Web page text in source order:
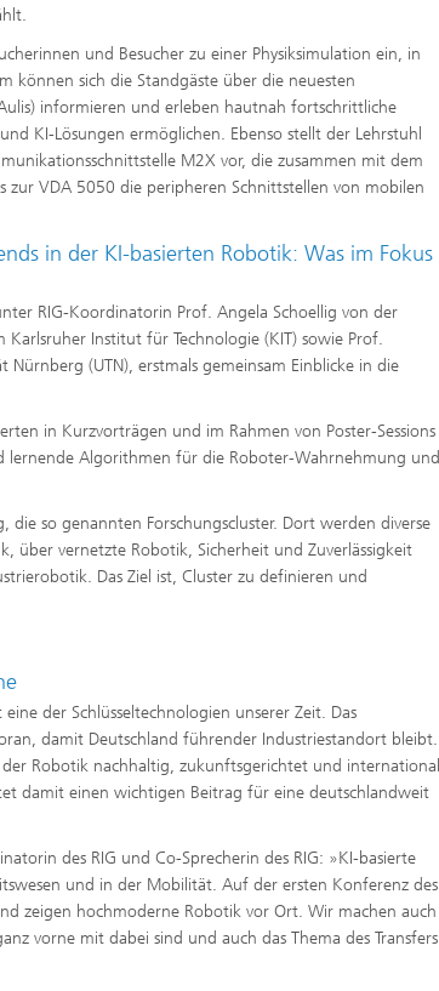
und Besucher zu einer Physiksimulation ein, in
können sich die Standgäste über die neuesten
informieren und erleben hautnah fortschrittliche
KI-Lösungen ermöglichen. Ebenso stellt der Lehrstuhl
M2X vor, die zusammen mit dem
zur VDA 5050 die peripheren Schnittstellen von mobilen
in der KI-basierten Robotik: Was im Fokus
RIG-Koordinatorin Prof. Angela Schoellig von der
Karlsruher Institut für Technologie (KIT) sowie Prof.
(UTN), erstmals gemeinsam Einblicke in die
in Kurzvorträgen und im Rahmen von Poster-Sessions
lernende Algorithmen für die Roboter-Wahrnehmung und
die so genannten Forschungscluster. Dort werden diverse
über vernetzte Robotik, Sicherheit und Zuverlässigkeit
Das Ziel ist, Cluster zu definieren und
der Schlüsseltechnologien unserer Zeit. Das
damit Deutschland führender Industriestandort bleibt.
Robotik nachhaltig, zukunftsgerichtet und international
damit einen wichtigen Beitrag für eine deutschlandweit
des RIG und Co-Sprecherin des RIG: »KI-basierte
und in der Mobilität. Auf der ersten Konferenz des
zeigen hochmoderne Robotik vor Ort. Wir machen auch
vorne mit dabei sind und auch das Thema des Transfers